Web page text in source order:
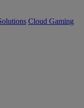
Cloud Gaming